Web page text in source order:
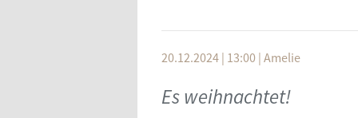
20.12.2024 | 13:00 | Amelie
Es weihnachtet!